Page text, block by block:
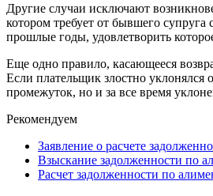
Другие случаи исключают
котором требует от бывшего супруга
прошлые годы, удовлетворить
Еще одно правило, касающееся
Если плательщик злостно уклонялся
промежуток, но и за все время
Рекомендуем
Заявление о расчете
Взыскание задолженности по
Расчет задолженности по